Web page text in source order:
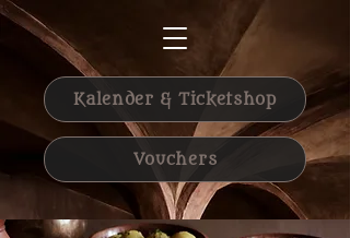
Vouchers
Kalender & Ticketshop